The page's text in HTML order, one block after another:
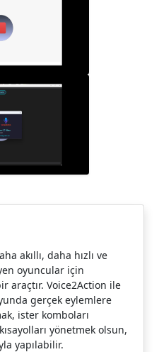
akıllı, daha hızlı ve
oyuncular için
araçtır. Voice2Action ile
gerçek eylemlere
ister komboları
yönetmek olsun,
yapılabilir.